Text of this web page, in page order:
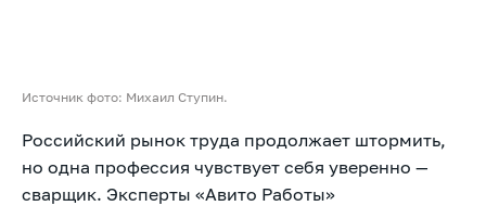
Источник фото: Михаил Ступин.
Российский рынок труда продолжает штормить,
но одна профессия чувствует себя уверенно —
сварщик. Эксперты «Авито Работы»